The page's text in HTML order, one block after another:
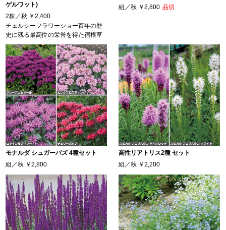
ゲルワット)
2株／秋 ￥2,400
チェルシーフラワーショー百年の歴
史に残る最高位の栄誉を得た宿根草
組／秋 ￥2,800 品切
モナルダ シュガーバズ 4種セット
組／秋 ￥2,800
高性リアトリス2種 セット
組／秋 ￥2,200